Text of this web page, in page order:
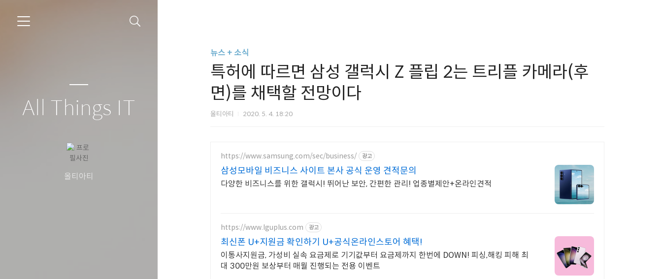
All Things IT
올티아티
뉴스 + 소식
특허에 따르면 삼성 갤럭시 Z 플립 2는 트리플 카메라(후
면)를 채택할 전망이다
올티아티 2020. 5. 4. 18:20
https://www.samsung.com/sec/business/ 광고
삼성모바일 비즈니스 사이트 본사 공식 운영 견적문의
다양한 비즈니스를 위한 갤럭시! 뛰어난 보안, 간편한 관리! 업종별제안+온라인견적
https://www.lguplus.com 광고
최신폰 U+지원금 확인하기 U+공식온라인스토어 혜택!
이통사지원금, 가성비 실속 요금제로 기기값부터 요금제까지 한번에 DOWN! 피싱,해킹 피해 최
대 300만원 보상부터 매월 진행되는 전용 이벤트